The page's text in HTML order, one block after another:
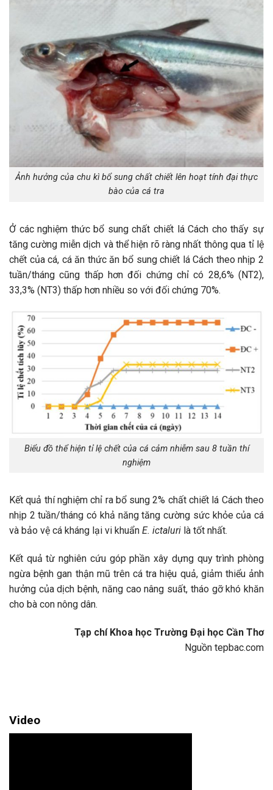
Ảnh hưởng của chu kì bổ sung chất chiết lên hoạt tính đại thực
bào của cá tra
Ở các nghiệm thức bổ sung chất chiết lá Cách cho thấy sự
tăng cường miễn dịch và thể hiện rõ ràng nhất thông qua tỉ lệ
chết của cá, cá ăn thức ăn bổ sung chiết lá Cách theo nhịp 2
tuần/tháng cũng thấp hơn đối chứng chỉ có 28,6% (NT2),
33,3% (NT3) thấp hơn nhiều so với đối chứng 70%.
Biểu đồ thể hiện tỉ lệ chết của cá cảm nhiễm sau 8 tuần thí
nghiệm
Kết quả thí nghiệm chỉ ra bổ sung 2% chất chiết lá Cách theo
nhịp 2 tuần/tháng có khả năng tăng cường sức khỏe của cá
và bảo vệ cá kháng lại vi khuẩn E. ictaluri là tốt nhất.
Kết quả từ nghiên cứu góp phần xây dựng quy trình phòng
ngừa bệnh gan thận mũ trên cá tra hiệu quả, giảm thiểu ảnh
hưởng của dịch bệnh, năng cao nâng suất, tháo gỡ khó khăn
cho bà con nông dân.
Tạp chí Khoa học Trường Đại học Cần Thơ
Nguồn tepbac.com
Video